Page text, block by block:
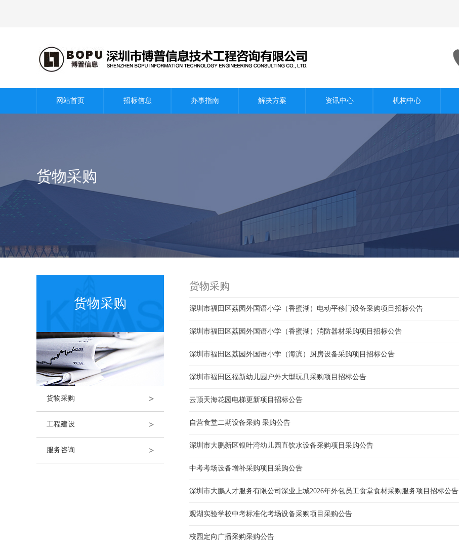
网站首页 招标信息 办事指南 解决方案 资讯中心 机构中心
货物采购
货物采购
货物采购 >
工程建设 >
服务咨询 >
货物采购
深圳市福田区荔园外国语小学（香蜜湖）电动平移门设备采购项目招标公告
深圳市福田区荔园外国语小学（香蜜湖）消防器材采购项目招标公告
深圳市福田区荔园外国语小学（海滨）厨房设备采购项目招标公告
深圳市福田区福新幼儿园户外大型玩具采购项目招标公告
云顶天海花园电梯更新项目招标公告
自营食堂二期设备采购 采购公告
深圳市大鹏新区银叶湾幼儿园直饮水设备采购项目采购公告
中考考场设备增补采购项目采购公告
深圳市大鹏人才服务有限公司深业上城2026年外包员工食堂食材采购服务项目招标公告
观湖实验学校中考标准化考场设备采购项目采购公告
校园定向广播采购采购公告